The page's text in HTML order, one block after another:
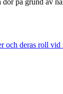
och deras roll